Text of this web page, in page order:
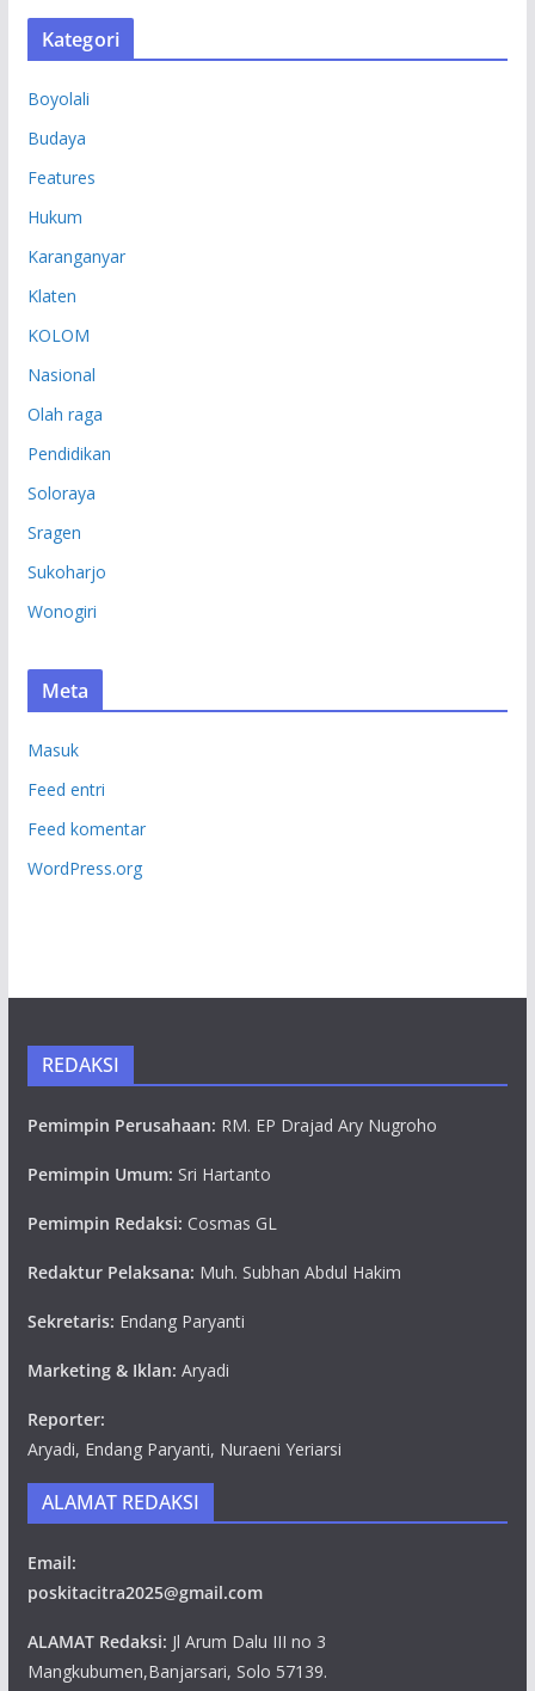
S
Kategori
Boyolali
Budaya
Features
Hukum
Karanganyar
Klaten
KOLOM
Nasional
Olah raga
Pendidikan
Soloraya
Sragen
Sukoharjo
Wonogiri
Meta
Masuk
Feed entri
Feed komentar
WordPress.org
REDAKSI
Pemimpin Perusahaan: RM. EP Drajad Ary Nugroho
Pemimpin Umum: Sri Hartanto
Pemimpin Redaksi: Cosmas GL
Redaktur Pelaksana: Muh. Subhan Abdul Hakim
Sekretaris: Endang Paryanti
Marketing & Iklan: Aryadi
Reporter:
Aryadi, Endang Paryanti, Nuraeni Yeriarsi
ALAMAT REDAKSI
Email:
poskitacitra2025@gmail.com
ALAMAT Redaksi: Jl Arum Dalu III no 3
Mangkubumen,Banjarsari, Solo 57139.